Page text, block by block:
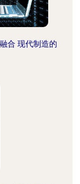
合 现代制造的